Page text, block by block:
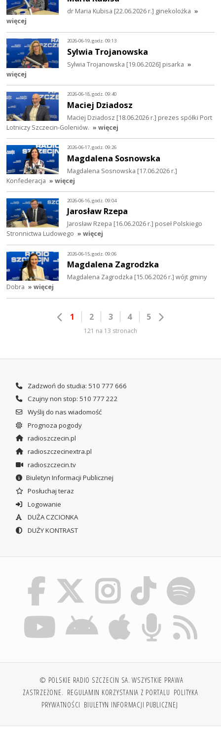
dr Maria Kubisa [22.06.2026 r.] ginekolożka »
więcej
2026-06-19, godz. 09:13
Sylwia Trojanowska
Sylwia Trojanowska [19.06.2026] pisarka »
więcej
2026-06-18, godz. 09:40
Maciej Dziadosz
Maciej Dziadosz [18.06.2026 r.] prezes spółki Port
Lotniczy Szczecin-Goleniów. » więcej
2026-06-17, godz. 09:26
Magdalena Sosnowska
Magdalena Sosnowska [17.06.2026 r.]
Konfederacja » więcej
2026-06-16, godz. 09:04
Jarosław Rzepa
Jarosław Rzepa [16.06.2026 r.] poseł Polskiego
Stronnictwa Ludowego » więcej
2026-06-15, godz. 09:06
Magdalena Zagrodzka
Magdalena Zagrodzka [15.06.2026 r.] wójt gminy
Dobra » więcej
1 2 3 4 5
121 na 13 stronach
Zadzwoń do studia: 510 777 666
Czujny non stop: 510 777 222
Wyślij do nas wiadomość
Prognoza pogody
radioszczecin.pl
radioszczecinextra.pl
radioszczecin.tv
Biuletyn Informacji Publicznej
Posłuchaj teraz
Logowanie
DUŻA CZCIONKA
DUŻY KONTRAST
© POLSKIE RADIO SZCZECIN SA. WSZYSTKIE PRAWA
ZASTRZEŻONE. REGULAMIN KORZYSTANIA Z PORTALU POLITYKA
PRYWATNOŚCI BIULETYN INFORMACJI PUBLICZNEJ